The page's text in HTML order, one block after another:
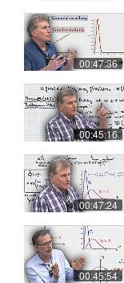
00:47:36
00:45:16
00:47:24
00:45:54